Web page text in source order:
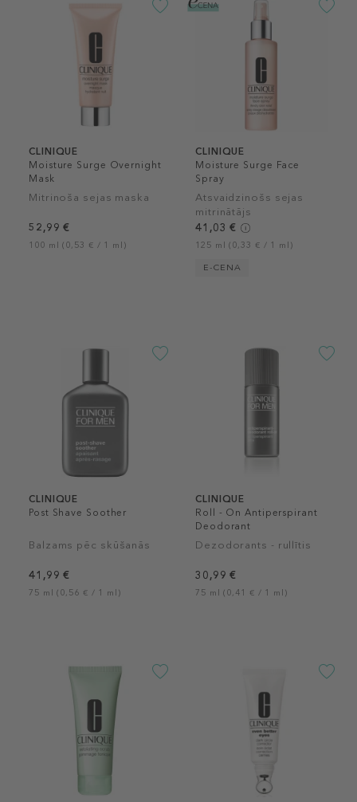
CLINIQUE
Moisture Surge Overnight
Mask
Mitrinoša sejas maska
52,99 €
100 ml (0,53 € / 1 ml)
CLINIQUE
Moisture Surge Face
Spray
Atsvaidzinošs sejas
mitrinātājs
41,03 €
125 ml (0,33 € / 1 ml)
E-CENA
CLINIQUE
Post Shave Soother
Balzams pēc skūšanās
41,99 €
75 ml (0,56 € / 1 ml)
CLINIQUE
Roll - On Antiperspirant
Deodorant
Dezodorants - rullītis
30,99 €
75 ml (0,41 € / 1 ml)